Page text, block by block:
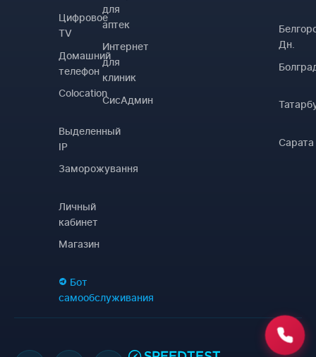
Цифровое
TV
Домашний
телефон
Colocation
Выделенный
IP
Заморожування
Личный
кабинет
Магазин
Бот
самообслуживания
для
аптек
Интернет
для
клиник
СисАдмин
Дн.
Сарата